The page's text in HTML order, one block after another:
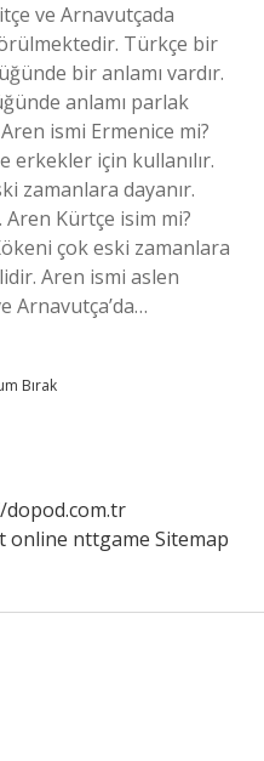
ve Arnavutçada
Türkçe bir
bir anlamı vardır.
anlamı parlak
ismi Ermenice mi?
erkekler için kullanılır.
zamanlara dayanır.
Aren Kürtçe isim mi?
çok eski zamanlara
Aren ismi aslen
Arnavutça’da…
Bırak
online nttgame Sitemap